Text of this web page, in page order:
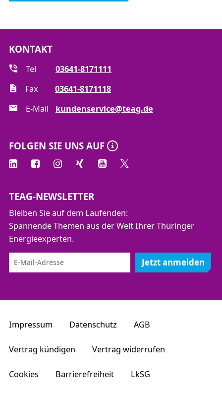
KONTAKT
Tel
03641-8171111
Fax
03641-8171118
E-Mail
kundenservice@teag.de
FOLGEN SIE UNS AUF
TEAG-NEWSLETTER
Bleiben Sie auf dem Laufenden:
Spannende Themen aus der Welt Ihrer Thüringer
Energieexperten.
Jetzt anmelden
Impressum Datenschutz AGB
Vertrag kündigen Vertrag widerrufen
Cookies Barrierefreiheit LkSG